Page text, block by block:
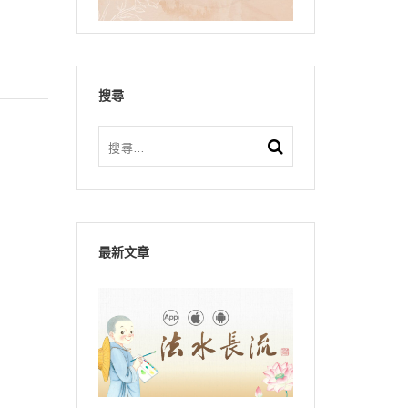
搜尋
最新文章